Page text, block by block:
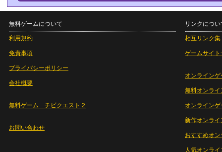
無料ゲームについて
利用規約
免責事項
プライバシーポリシー
会社概要
無料ゲーム チビクエスト２
お問い合わせ
リンクについ
相互リンク集
ゲームサイト
オンラインゲ
無料オンライ
オンライン
新作オンライ
おすすめオ
人気オンラ